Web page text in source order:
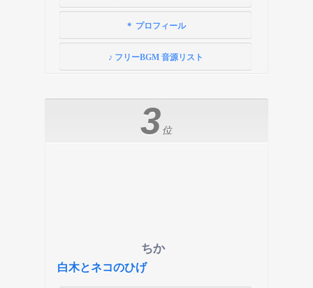
＊ プロフィール
♪ フリーBGM 音源リスト
3位
ちか
白木とネコのひげ